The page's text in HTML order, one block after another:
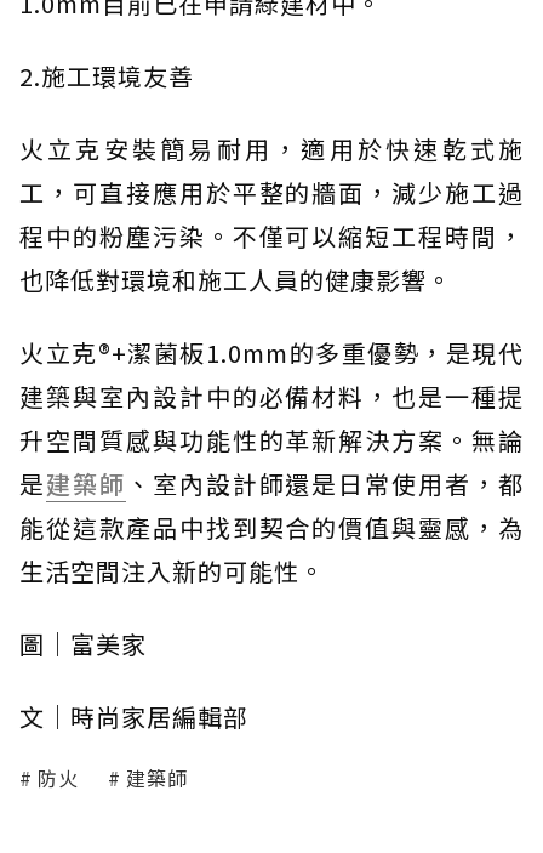
2.施工環境友善
火立克安裝簡易耐用，適用於快速乾式施
工，可直接應用於平整的牆面，減少施工過
程中的粉塵污染。不僅可以縮短工程時間，
也降低對環境和施工人員的健康影響。
火立克®+潔菌板1.0mm的多重優勢，是現代
建築與室內設計中的必備材料，也是一種提
升空間質感與功能性的革新解決方案。無論
是建築師 、室內設計師還是日常使用者，都
能從這款產品中找到契合的價值與靈感，為
生活空間注入新的可能性。
圖｜富美家
文｜時尚家居編輯部
防火 建築師